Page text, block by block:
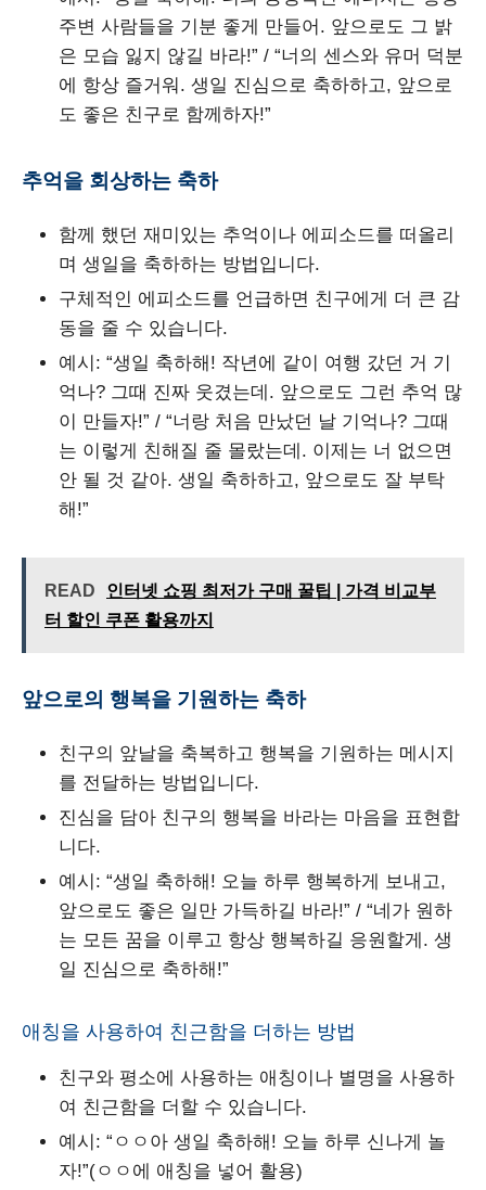
주변 사람들을 기분 좋게 만들어. 앞으로도 그 밝
은 모습 잃지 않길 바라!” / “너의 센스와 유머 덕분
에 항상 즐거워. 생일 진심으로 축하하고, 앞으로
도 좋은 친구로 함께하자!”
추억을 회상하는 축하
함께 했던 재미있는 추억이나 에피소드를 떠올리
며 생일을 축하하는 방법입니다.
구체적인 에피소드를 언급하면 친구에게 더 큰 감
동을 줄 수 있습니다.
예시: “생일 축하해! 작년에 같이 여행 갔던 거 기
억나? 그때 진짜 웃겼는데. 앞으로도 그런 추억 많
이 만들자!” / “너랑 처음 만났던 날 기억나? 그때
는 이렇게 친해질 줄 몰랐는데. 이제는 너 없으면
안 될 것 같아. 생일 축하하고, 앞으로도 잘 부탁
해!”
READ
인터넷 쇼핑 최저가 구매 꿀팁 | 가격 비교부
터 할인 쿠폰 활용까지
앞으로의 행복을 기원하는 축하
친구의 앞날을 축복하고 행복을 기원하는 메시지
를 전달하는 방법입니다.
진심을 담아 친구의 행복을 바라는 마음을 표현합
니다.
예시: “생일 축하해! 오늘 하루 행복하게 보내고,
앞으로도 좋은 일만 가득하길 바라!” / “네가 원하
는 모든 꿈을 이루고 항상 행복하길 응원할게. 생
일 진심으로 축하해!”
애칭을 사용하여 친근함을 더하는 방법
친구와 평소에 사용하는 애칭이나 별명을 사용하
여 친근함을 더할 수 있습니다.
예시: “ㅇㅇ아 생일 축하해! 오늘 하루 신나게 놀
자!”(ㅇㅇ에 애칭을 넣어 활용)